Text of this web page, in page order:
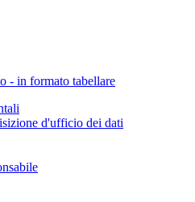
- in formato tabellare
d'ufficio dei dati